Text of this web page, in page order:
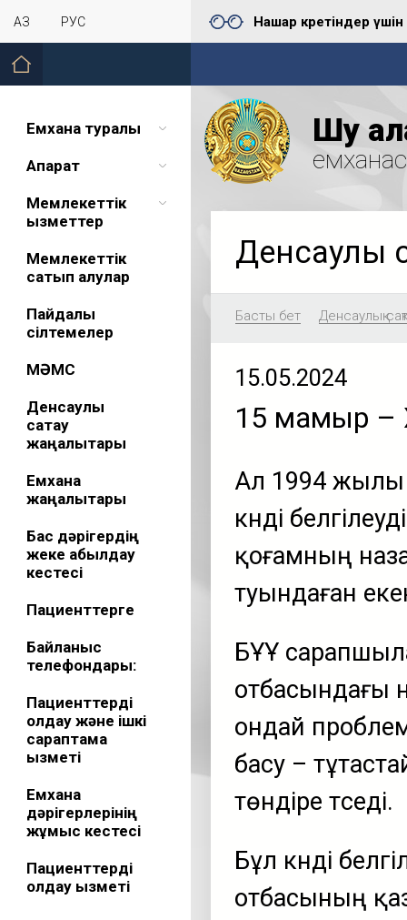
ҚАЗ РУС Нашар көретіндер үшін
Емхана туралы
Ақпарат
Мемлекеттік
қызметтер
Мемлекеттік
сатып алулар
Пайдалы
сілтемелер
МӘМС
Денсаулық
сақтау
жаңалықтары
Емхана
жаңалықтары
Бас дәрігердің
жеке қабылдау
кестесі
Пациенттерге
Байланыс
телефондары:
Пациенттерді
қолдау және ішкі
сараптама
қызметі
Емхана
дәрігерлерінің
жұмыс кестесі
Пациенттерді
қолдау қызметі
Шу
Денсаулық
Басты бет Денсаулық
15.05.2024
15 мамыр –
Ал 1994 жылы
күнді
қоғамның
туындаған
БҰҰ
отбасындағы
ондай
басу –
төндіре түседі.
Бұл күнді
отбасының